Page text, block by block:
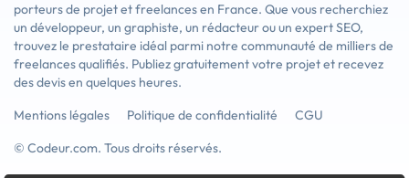
porteurs de projet et freelances en France. Que vous recherchiez
un développeur, un graphiste, un rédacteur ou un expert SEO,
trouvez le prestataire idéal parmi notre communauté de milliers de
freelances qualifiés. Publiez gratuitement votre projet et recevez
des devis en quelques heures.
Mentions légales
Politique de confidentialité
CGU
© Codeur.com. Tous droits réservés.